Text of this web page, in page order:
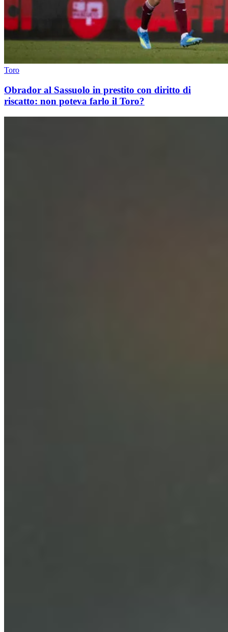
Toro
Obrador al Sassuolo in prestito con diritto di
riscatto: non poteva farlo il Toro?